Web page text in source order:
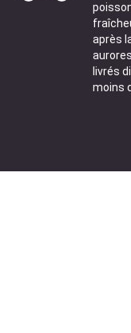
après
livrés
moins